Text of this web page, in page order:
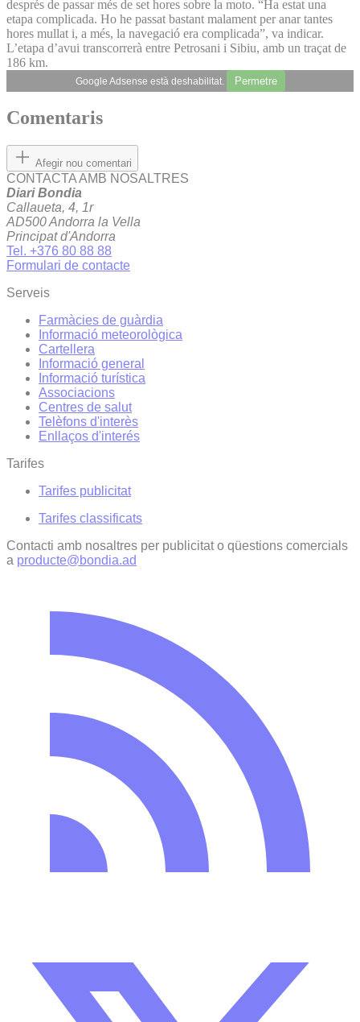
després de passar més de set hores sobre la moto. “Ha estat una
etapa complicada. Ho he passat bastant malament per anar tantes
hores mullat i, a més, la navegació era complicada”, va indicar.
L’etapa d’avui transcorrerà entre Petrosani i Sibiu, amb un traçat de
186 km.
Google Adsense està deshabilitat. Permetre
Comentaris
Afegir nou comentari
CONTACTA AMB NOSALTRES
Diari Bondia
Callaueta, 4, 1r
AD500 Andorra la Vella
Principat d'Andorra
Tel. +376 80 88 88
Formulari de contacte
Serveis
Farmàcies de guàrdia
Informació meteorològica
Cartellera
Informació general
Informació turística
Associacions
Centres de salut
Telèfons d'interès
Enllaços d'interés
Tarifes
Tarifes publicitat
Tarifes classificats
Contacti amb nosaltres per publicitat o qüestions comercials
a producte@bondia.ad